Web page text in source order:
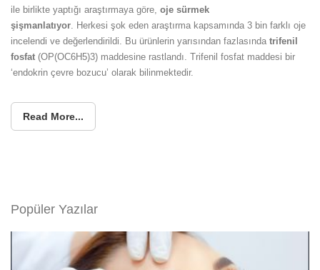
ile birlikte yaptığı araştırmaya göre, oje sürmek
şişmanlatıyor . Herkesi şok eden araştırma kapsamında 3 bin farklı oje
incelendi ve değerlendirildi. Bu ürünlerin yarısından fazlasında trifenil
fosfat (OP(OC6H5)3) maddesine rastlandı. Trifenil fosfat maddesi bir
‘endokrin çevre bozucu’ olarak bilinmektedir.
Read More...
Popüler Yazılar